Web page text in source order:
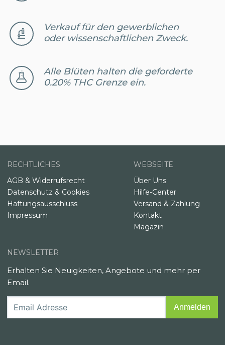
Verkauf für den gewerblichen
oder wissenschaftlichen Zweck.
Alle Blüten halten die geforderte
0.20% THC Grenze ein.
RECHTLICHES
AGB & Widerrufsrecht
Datenschutz & Cookies
Haftungsausschluss
Impressum
WEBSEITE
Über Uns
Hilfe-Center
Versand & Zahlung
Kontakt
Magazin
NEWSLETTER
Erhalten Sie Neuigkeiten, Angebote und mehr per
Email.